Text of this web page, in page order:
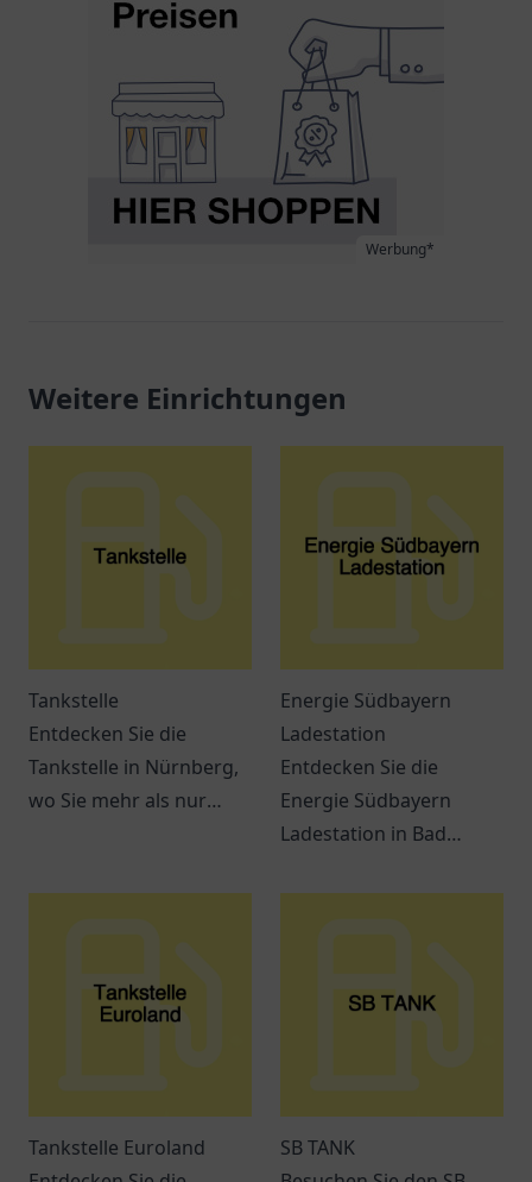
Werbung*
Weitere Einrichtungen
Tankstelle
Entdecken Sie die
Tankstelle in Nürnberg,
wo Sie mehr als nur
Dienstleistungen
Energie Südbayern
Ladestation
Entdecken Sie die
Energie Südbayern
Ladestation in Bad
umweltfreundliche Fahrt
Tankstelle Euroland
SB TANK